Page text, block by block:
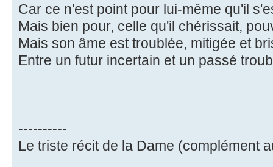
Car ce n'est point pour lui-même qu'il
Mais bien pour, celle qu'il chérissait,
Mais son âme est troublée, mitigée et
Entre un futur incertain et un passé
----------
Le triste récit de la Dame (complément